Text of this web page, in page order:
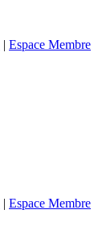
| Espace Membre
| Espace Membre